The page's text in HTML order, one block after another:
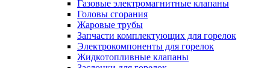
Газовые электромагнитные клапаны
Головы сгорания
Жаровые трубы
Запчасти комплектующих для горелок
Электрокомпоненты для горелок
Жидкотопливные клапаны